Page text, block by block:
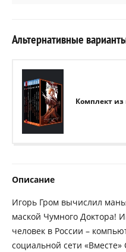
Альтернативные
Комплект из
Описание
Игорь Гром вычислил
маской Чумного Доктора!
человек в России –
социальной сети